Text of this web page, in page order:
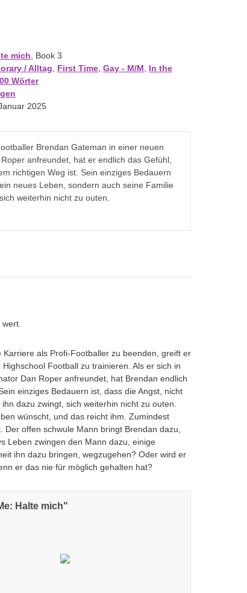
mich , Book 3
/ Alltag First Time Gay - M/M
In the
Wörter
2025
Brendan Gateman in einer neuen
anfreundet, hat er endlich das Gefühl,
richtigen Weg ist. Sein einziges Bedauern
neues Leben, sondern auch seine Familie
weiterhin nicht zu outen.
als Profi-Footballer zu beenden, greift er
Football zu trainieren. Als er sich in
Dan Roper anfreundet, hat Brendan endlich
einziges Bedauern ist, dass die Angst, nicht
dazu zwingt, sich weiterhin nicht zu outen.
wünscht, und das reicht ihm. Zumindest
offen schwule Mann bringt Brendan dazu,
Leben zwingen den Mann dazu, einige
ihn dazu bringen, wegzugehen? Oder wird er
er das nie für möglich gehalten hat?
Halte mich"